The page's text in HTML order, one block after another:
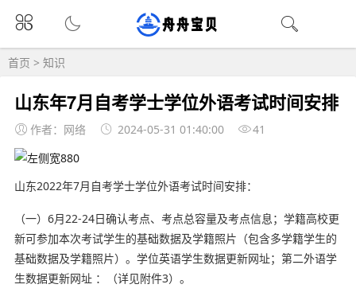
首页 > 知识
山东年7月自考学士学位外语考试时间安排
作者：网络 2024-05-31 01:40:00 41
山东2022年7月自考学士学位外语考试时间安排：
（一）6月22-24日确认考点、考点总容量及考点信息；学籍高校更
新可参加本次考试学生的基础数据及学籍照片（包含多学籍学生的
基础数据及学籍照片）。学位英语学生数据更新网址；第二外语学
生数据更新网址 ：（详见附件3）。